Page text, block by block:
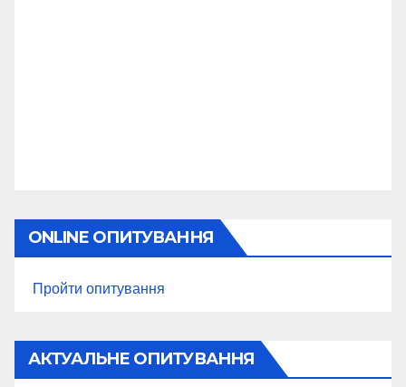
ONLINE ОПИТУВАННЯ
Пройти опитування
АКТУАЛЬНЕ ОПИТУВАННЯ